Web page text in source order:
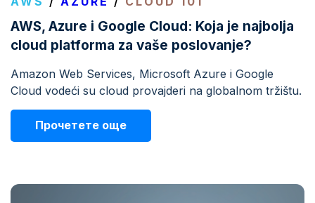
AWS, Azure i Google Cloud: Koja je najbolja
cloud platforma za vaše poslovanje?
Amazon Web Services, Microsoft Azure i Google
Cloud vodeći su cloud provajderi na globalnom tržištu.
Прочетете още